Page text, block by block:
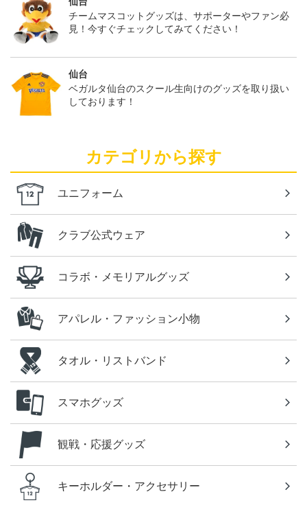
チームマスコットグッズは、サポーターやファン必
見！今すぐチェックしてみてください！
仙台
ベガルタ仙台のスクール生向けのグッズを取り扱い
しております！
カテゴリから探す
ユニフォーム
クラブ公式ウェア
コラボ・メモリアルグッズ
アパレル・ファッション小物
タオル・リストバンド
スマホグッズ
観戦・応援グッズ
キーホルダー・アクセサリー